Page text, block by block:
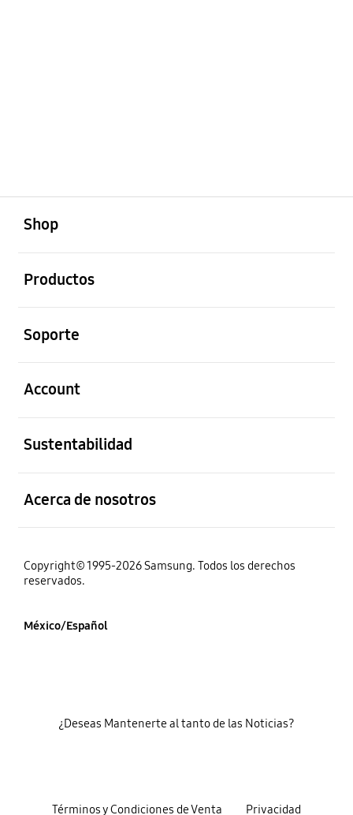
Shop
Productos
Soporte
Account
Sustentabilidad
Acerca de nosotros
Copyright© 1995-2026 Samsung. Todos los derechos
reservados.
México/Español
Términos y Condiciones de Venta Privacidad
¿Deseas Mantenerte al tanto de las Noticias?